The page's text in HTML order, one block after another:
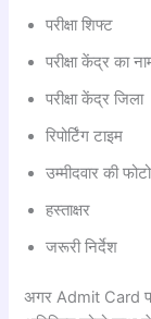
परीक्षा शिफ्ट
परीक्षा केंद्र का
परीक्षा केंद्र जिला
रिपोर्टिंग टाइम
उम्मीदवार की फोटो
हस्ताक्षर
जरूरी निर्देश
अगर Admit Card पर